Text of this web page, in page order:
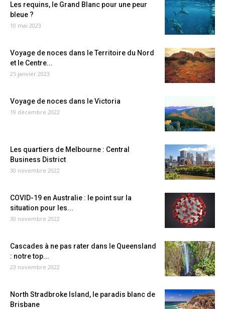
Les requins, le Grand Blanc pour une peur
bleue ?
10 mai 2023
Voyage de noces dans le Territoire du Nord
et le Centre...
25 janvier 2023
Voyage de noces dans le Victoria
19 décembre 2022
Les quartiers de Melbourne : Central
Business District
30 novembre 2022
COVID-19 en Australie : le point sur la
situation pour les...
30 novembre 2022
Cascades à ne pas rater dans le Queensland
: notre top...
23 novembre 2022
North Stradbroke Island, le paradis blanc de
Brisbane